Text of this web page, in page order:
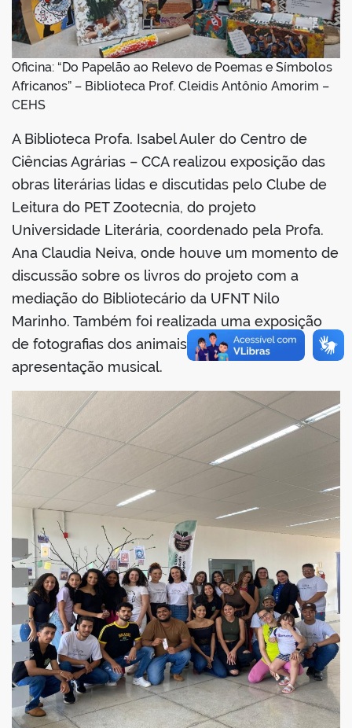
Oficina: “Do Papelão ao Relevo de Poemas e Símbolos
Africanos” – Biblioteca Prof. Cleidis Antônio Amorim –
CEHS
A Biblioteca Profa. Isabel Auler do Centro de
Ciências Agrárias – CCA realizou exposição das
obras literárias lidas e discutidas pelo Clube de
Leitura do PET Zootecnia, do projeto
Universidade Literária, coordenado pela Profa.
Ana Claudia Neiva, onde houve um momento de
discussão sobre os livros do projeto com a
mediação do Bibliotecário da UFNT Nilo
Marinho. Também foi realizada uma exposição
de fotografias dos animais do cerrado e
apresentação musical.